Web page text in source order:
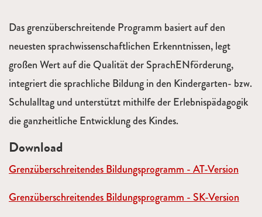
Das grenzüberschreitende Programm basiert auf den
neuesten sprachwissenschaftlichen Erkenntnissen, legt
großen Wert auf die Qualität der SprachENförderung,
integriert die sprachliche Bildung in den Kindergarten- bzw.
Schulalltag und unterstützt mithilfe der Erlebnispädagogik
die ganzheitliche Entwicklung des Kindes.
Download
Grenzüberschreitendes Bildungsprogramm - AT-Version
Grenzüberschreitendes Bildungsprogramm - SK-Version